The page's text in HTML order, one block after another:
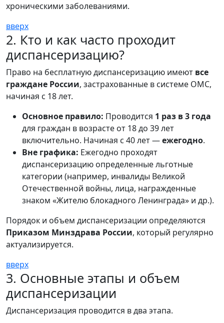
хроническими заболеваниями.
вверх
2. Кто и как часто проходит
диспансеризацию?
Право на бесплатную диспансеризацию имеют все
граждане России, застрахованные в системе ОМС,
начиная с 18 лет.
Основное правило: Проводится 1 раз в 3 года
для граждан в возрасте от 18 до 39 лет
включительно. Начиная с 40 лет —ежегодно.
Вне графика: Ежегодно проходят
диспансеризацию определенные льготные
категории (например, инвалиды Великой
Отечественной войны, лица, награжденные
знаком «Жителю блокадного Ленинграда» и др.).
Порядок и объем диспансеризации определяются
Приказом Минздрава России, который регулярно
актуализируется.
вверх
3. Основные этапы и объем
диспансеризации
Диспансеризация проводится в два этапа.